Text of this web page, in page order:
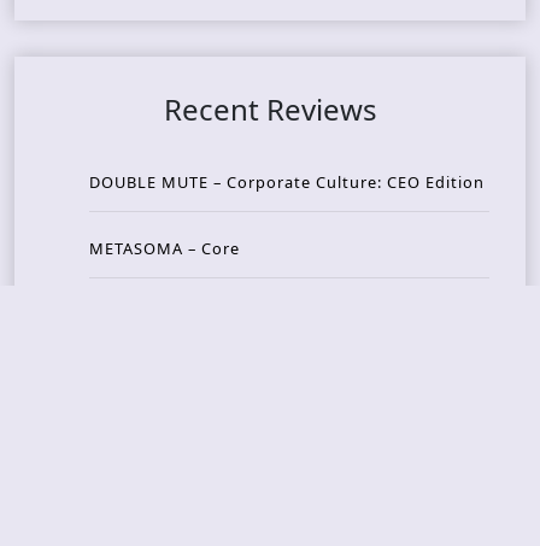
Recent Reviews
DOUBLE MUTE – Corporate Culture: CEO Edition
METASOMA – Core